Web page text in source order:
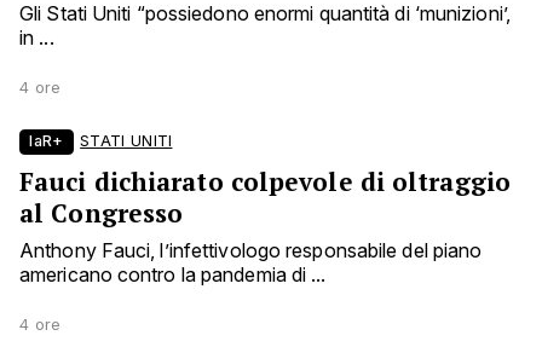
Gli Stati Uniti “possiedono enormi quantità di ‘munizioni’,
in ...
4 ore
laR+ STATI UNITI
Fauci dichiarato colpevole di oltraggio
al Congresso
Anthony Fauci, l’infettivologo responsabile del piano
americano contro la pandemia di ...
4 ore